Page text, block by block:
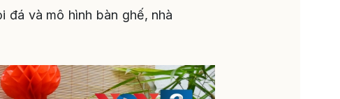
đá và mô hình bàn ghế, nhà